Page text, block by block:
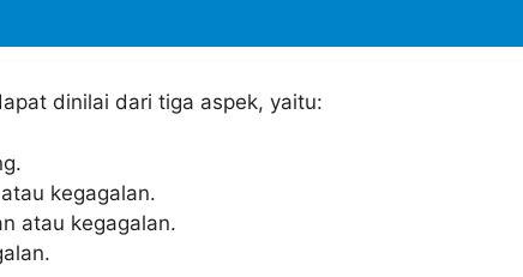
dinilai dari tiga aspek, yaitu:
kegagalan.
atau kegagalan.